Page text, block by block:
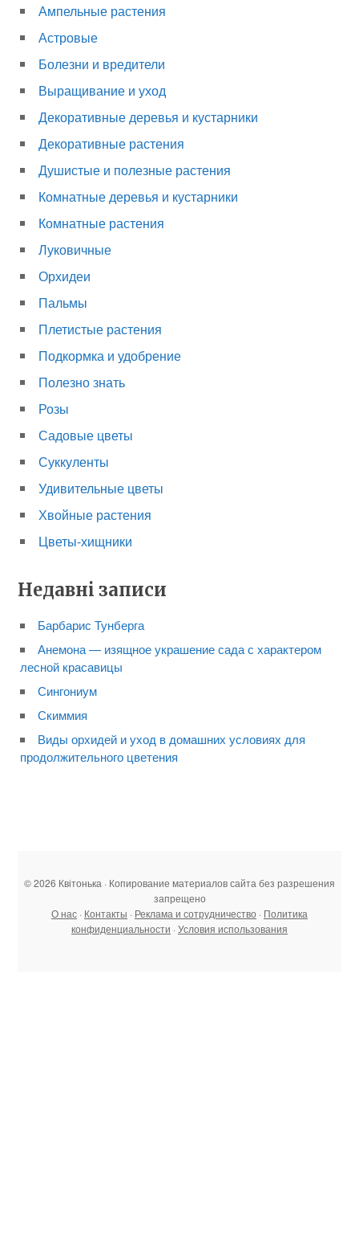
Ампельные растения
Астровые
Болезни и вредители
Выращивание и уход
Декоративные деревья и кустарники
Декоративные растения
Душистые и полезные растения
Комнатные деревья и кустарники
Комнатные растения
Луковичные
Орхидеи
Пальмы
Плетистые растения
Подкормка и удобрение
Полезно знать
Розы
Садовые цветы
Суккуленты
Удивительные цветы
Хвойные растения
Цветы-хищники
Недавні записи
Барбарис Тунберга
Анемона — изящное украшение сада с характером
лесной красавицы
Сингониум
Скиммия
Виды орхидей и уход в домашних условиях для
продолжительного цветения
© 2026 Квітонька · Копирование материалов сайта без разрешения
запрещено
О нас · Контакты · Реклама и сотрудничество · Политика
конфиденциальности ·Условия использования